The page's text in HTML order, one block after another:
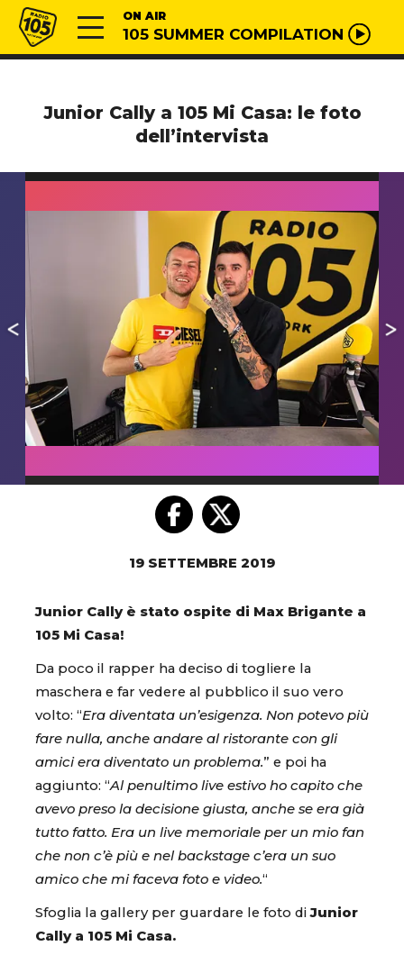
Vai al contenuto
Radio 105 ON AIR
105 SUMMER COMPILATION
Junior Cally a 105 Mi Casa: le foto
dell’intervista
19 SETTEMBRE 2019
Junior Cally è stato ospite di Max Brigante a
105 Mi Casa!
Da poco il rapper ha deciso di togliere la
maschera e far vedere al pubblico il suo vero
volto: “Era diventata un’esigenza. Non potevo più
fare nulla, anche andare al ristorante con gli
amici era diventato un problema.” e poi ha
aggiunto: “Al penultimo live estivo ho capito che
avevo preso la decisione giusta, anche se era già
tutto fatto. Era un live memoriale per un mio fan
che non c’è più e nel backstage c’era un suo
amico che mi faceva foto e video.“
Sfoglia la gallery per guardare le foto diJunior
Cally a 105 Mi Casa.